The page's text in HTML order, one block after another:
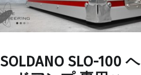
SOLDANO SLO-100 ヘ